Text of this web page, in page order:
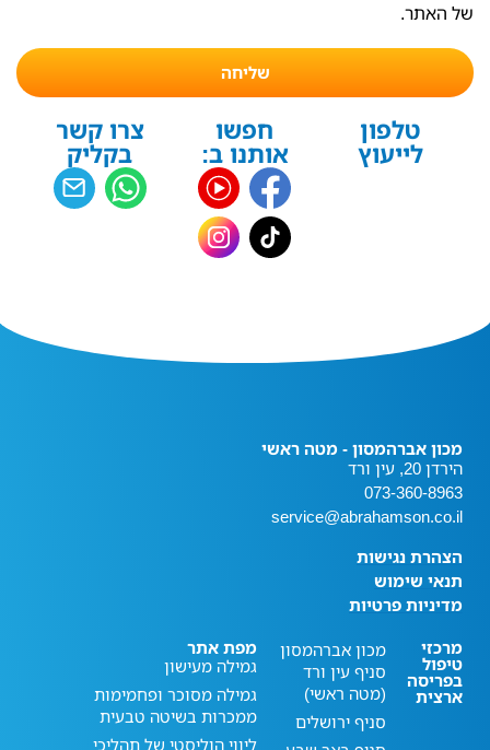
של האתר.
שליחה
טלפון
לייעוץ
חפשו
אותנו ב:
צרו קשר
בקליק
מכון אברהמסון - מטה ראשי
הירדן 20, עין ורד
073-360-8963
service@abrahamson.co.il
הצהרת נגישות
תנאי שימוש
מדיניות פרטיות
מרכזי
טיפול
בפריסה
ארצית
מכון אברהמסון
סניף עין ורד
(מטה ראשי)
סניף ירושלים
מפת אתר
גמילה מעישון
גמילה מסוכר ופחמימות
ממכרות בשיטה טבעית
ליווי הוליסטי של תהליכי